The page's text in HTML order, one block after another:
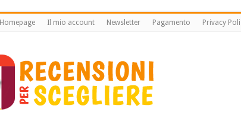
Homepage Il mio account Newsletter Pagamento Privacy